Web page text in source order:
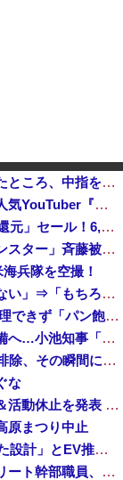
共産党「熊本地震救援募金のお願いをしていたところ、中指を立てられました。嫌がらせ酷い」
数年前に「ひき肉です！」で一世を風靡した人気YouTuber『ちょんまげ小僧』さん、とんでもないことになっていた他
『はねバド！』全16巻すべて「50％ポイント還元」セール！6,336円分返ってくる！作風が途中で激変！かわいい女の子が"怪物"へと変貌していくバ...
【物議】ジャンポケ斉藤裁判、被害女性「モンスター」斉藤被告「同意と思ってた」←これどっちが勝つの？
兵隊を空撮！
エッセイスト「原爆を二度と使わせてはならない」⇒「もちろん中国の核も非難する？」⇒「中国の核は綺麗な核！」
【熊本地震】 避難者の食生活、改善急務…調理できず「パン飽き飽き」断水なお３万戸超
東京都、八重洲駐車場に地下シェルターを整備へ…小池知事「弾道ミサイル攻撃から都民の命と財産守る」！
原爆ドーム前に居座る”市民団体”を警官隊が排除、その瞬間に周囲で見守っていた観客たちが……
な
【悲報】大石あきこ前衆院議員、れいわ離党＆活動休止を発表 → 過去の「スジを通す」宣言に】「説明責任どうなった？」とツッコミ殺到 ｗｗｗｗｗｗｗ...
原まつり中止
「BYD RACCOは利便性より安全性を優先した設計」とEV推進派がスカスカ構造を絶賛、これがRACCOの一番の特徴よな
【秋田県】記者会見にオンライン出席したエリート幹部職員、バスローブ姿でタバコを吸いながら説明 県が聞き取りへ